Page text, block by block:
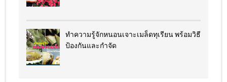
ทำความรู้จักหนอนเจาะเมล็ดทุเรียน พร้อมวิธี
ป้องกันและกำจัด